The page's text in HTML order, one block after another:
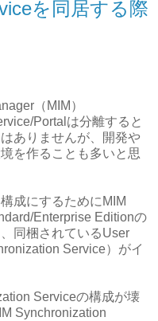
を同居する際
（MIM）
Portalは分離すると
ありませんが、開発や
を作ることも多いと思
成にするためにMIM
Enterprise Editionの
同梱されているUser
Service）がイ
Serviceの構成が壊
Synchronization